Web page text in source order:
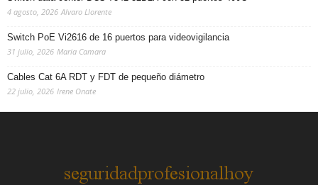
4 agosto, 2026 Alvaro Llorente
Switch PoE Vi2616 de 16 puertos para videovigilancia
31 julio, 2026 Maria Camara
Cables Cat 6A RDT y FDT de pequeño diámetro
22 julio, 2026 Irene Onate